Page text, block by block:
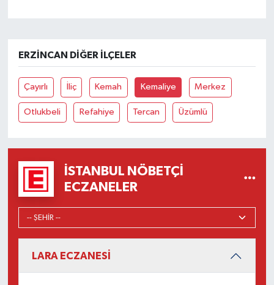
ERZINCAN DIĞER İLÇELER
Çayırlı İliç Kemah Kemaliye Merkez
Otlukbeli Refahiye Tercan Üzümlü
İSTANBUL NÖBETÇI
ECZANELER
LARA ECZANESİ